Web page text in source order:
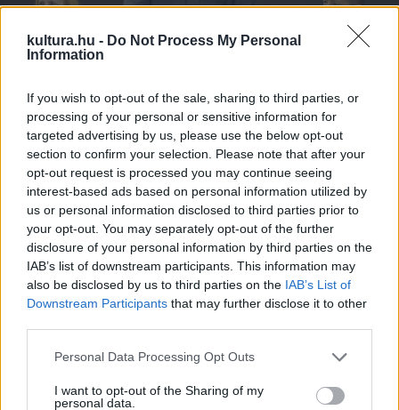
kultura.hu - Do Not Process My Personal
Information
If you wish to opt-out of the sale, sharing to third parties, or
processing of your personal or sensitive information for
targeted advertising by us, please use the below opt-out
section to confirm your selection. Please note that after your
opt-out request is processed you may continue seeing
interest-based ads based on personal information utilized by
us or personal information disclosed to third parties prior to
your opt-out. You may separately opt-out of the further
disclosure of your personal information by third parties on the
IAB’s list of downstream participants. This information may
also be disclosed by us to third parties on the IAB’s List of
Downstream Participants that may further disclose it to other
Please note that this website/app uses one or more Google
not limited to your visit or usage behaviour. You may click to
Personal Data Processing Opt Outs
I want to opt-out of the Sharing of my
personal data.
Bozsik Yvette, Kiss-B. Atilla és Orbán János Dénes az
olvasópróbán
Bozsik Yvette rendező-koreográfus szerint a gyermekek
meglátják a körülöttük lévő világban azt is, ami a felnőttek
számára láthatatlan, többek között ezért is olyan fontos a
tündérek birodalma a készülő produkcióban. Bozsik Yvette